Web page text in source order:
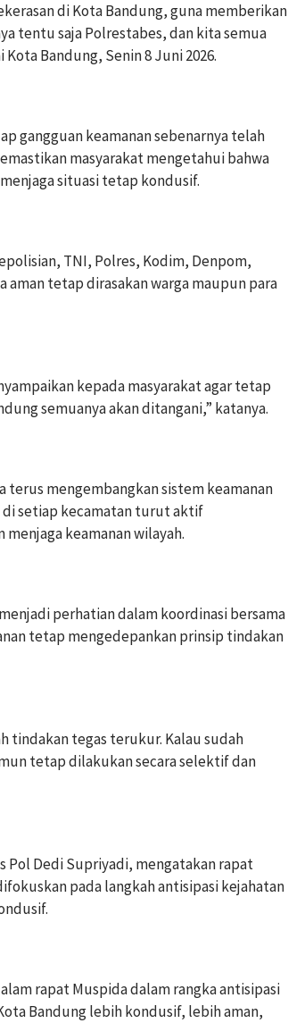
di Kota Bandung, guna memberikan
tentu saja Polrestabes, dan kita semua
Bandung, Senin 8 Juni 2026.
gangguan keamanan sebenarnya telah
masyarakat mengetahui bahwa
situasi tetap kondusif.
TNI, Polres, Kodim, Denpom,
tetap dirasakan warga maupun para
kepada masyarakat agar tetap
semuanya akan ditangani,” katanya.
mengembangkan sistem keamanan
di setiap kecamatan turut aktif
keamanan wilayah.
perhatian dalam koordinasi bersama
tetap mengedepankan prinsip tindakan
tindakan tegas terukur. Kalau sudah
tetap dilakukan secara selektif dan
Pol Dedi Supriyadi, mengatakan rapat
pada langkah antisipasi kejahatan
rapat Muspida dalam rangka antisipasi
Bandung lebih kondusif, lebih aman,